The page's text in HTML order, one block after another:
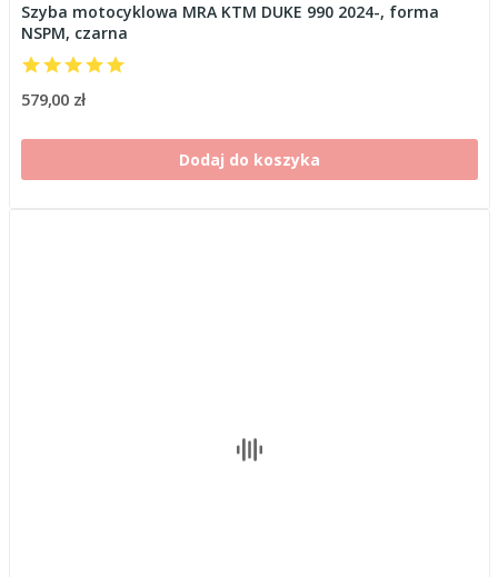
Szyba motocyklowa MRA KTM DUKE 990 2024-, forma
NSPM, czarna
579,00 zł
Dodaj do koszyka